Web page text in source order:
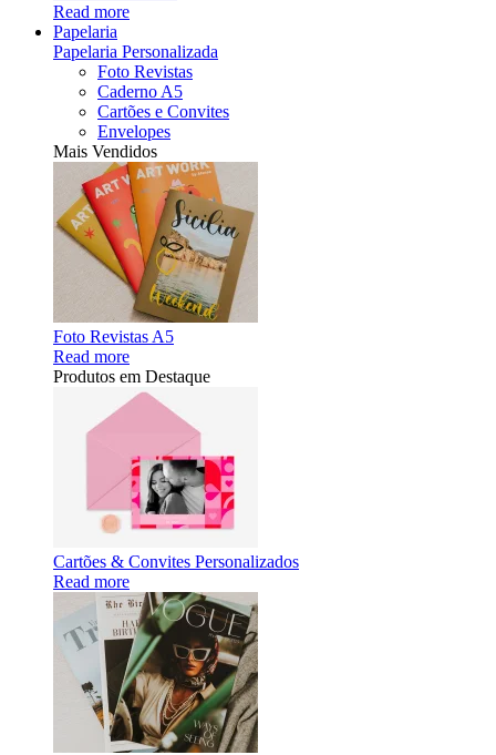
Read more
Papelaria
Papelaria Personalizada
Foto Revistas
Caderno A5
Cartões e Convites
Envelopes
Mais Vendidos
Foto Revistas A5
Read more
Produtos em Destaque
Cartões & Convites Personalizados
Read more